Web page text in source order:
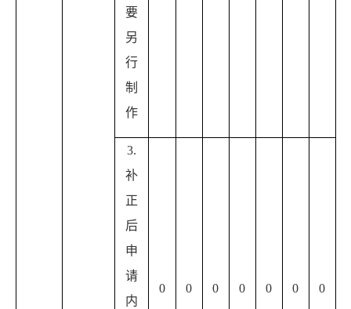
要
另
行
制
作
3.
补
正
后
申
请
内
0 0 0 0 0 0 0